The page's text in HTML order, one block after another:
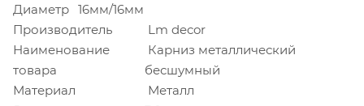
Диаметр 16мм/16мм
Производитель
Lm decor
Наименование
товара
Карниз металлический
бесшумный
Материал
Металл